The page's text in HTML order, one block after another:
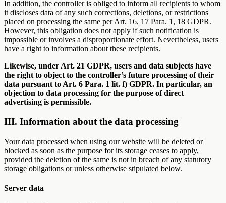
In addition, the controller is obliged to inform all recipients to whom
it discloses data of any such corrections, deletions, or restrictions
placed on processing the same per Art. 16, 17 Para. 1, 18 GDPR.
However, this obligation does not apply if such notification is
impossible or involves a disproportionate effort. Nevertheless, users
have a right to information about these recipients.
Likewise, under Art. 21 GDPR, users and data subjects have
the right to object to the controller’s future processing of their
data pursuant to Art. 6 Para. 1 lit. f) GDPR. In particular, an
objection to data processing for the purpose of direct
advertising is permissible.
III. Information about the data processing
Your data processed when using our website will be deleted or
blocked as soon as the purpose for its storage ceases to apply,
provided the deletion of the same is not in breach of any statutory
storage obligations or unless otherwise stipulated below.
Server data